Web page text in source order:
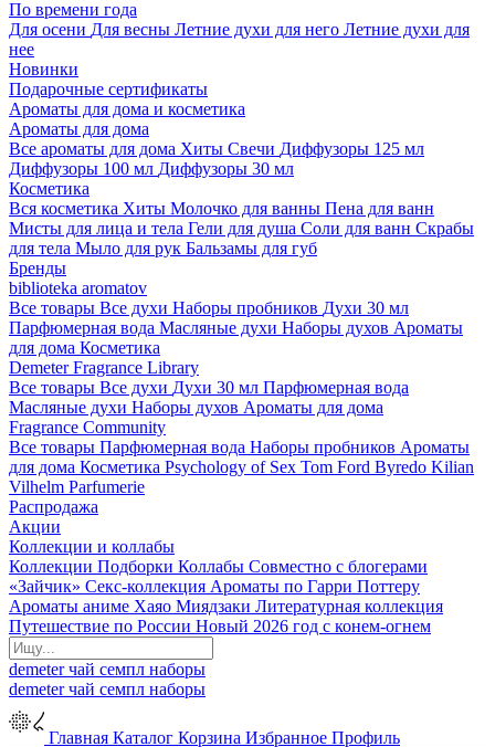
По времени года
Для осени Для весны Летние духи для него Летние духи для
нее
Новинки
Подарочные сертификаты
Ароматы для дома и косметика
Ароматы для дома
Все ароматы для дома Хиты Свечи Диффузоры 125 мл
Диффузоры 100 мл Диффузоры 30 мл
Косметика
Вся косметика Хиты Молочко для ванны Пена для ванн
Мисты для лица и тела Гели для душа Соли для ванн Скрабы
для тела Мыло для рук Бальзамы для губ
Бренды
biblioteka aromatov
Все товары Все духи Наборы пробников Духи 30 мл
Парфюмерная вода Масляные духи Наборы духов Ароматы
для дома Косметика
Demeter Fragrance Library
Все товары Все духи Духи 30 мл Парфюмерная вода
Масляные духи Наборы духов Ароматы для дома
Fragrance Community
Все товары Парфюмерная вода Наборы пробников Ароматы
для дома Косметика Psychology of Sex Tom Ford Byredo Kilian
Vilhelm Parfumerie
Распродажа
Акции
Коллекции и коллабы
Коллекции Подборки Коллабы Совместно с блогерами
«Зайчик» Секс-коллекция Ароматы по Гарри Поттеру
Ароматы аниме Хаяо Миядзаки Литературная коллекция
Путешествие по России Новый 2026 год с конем-огнем
demeterчай семпл наборы
demeterчай семпл наборы
Главная Каталог Корзина Избранное Профиль